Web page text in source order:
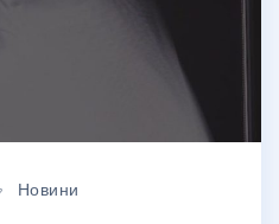
Новини